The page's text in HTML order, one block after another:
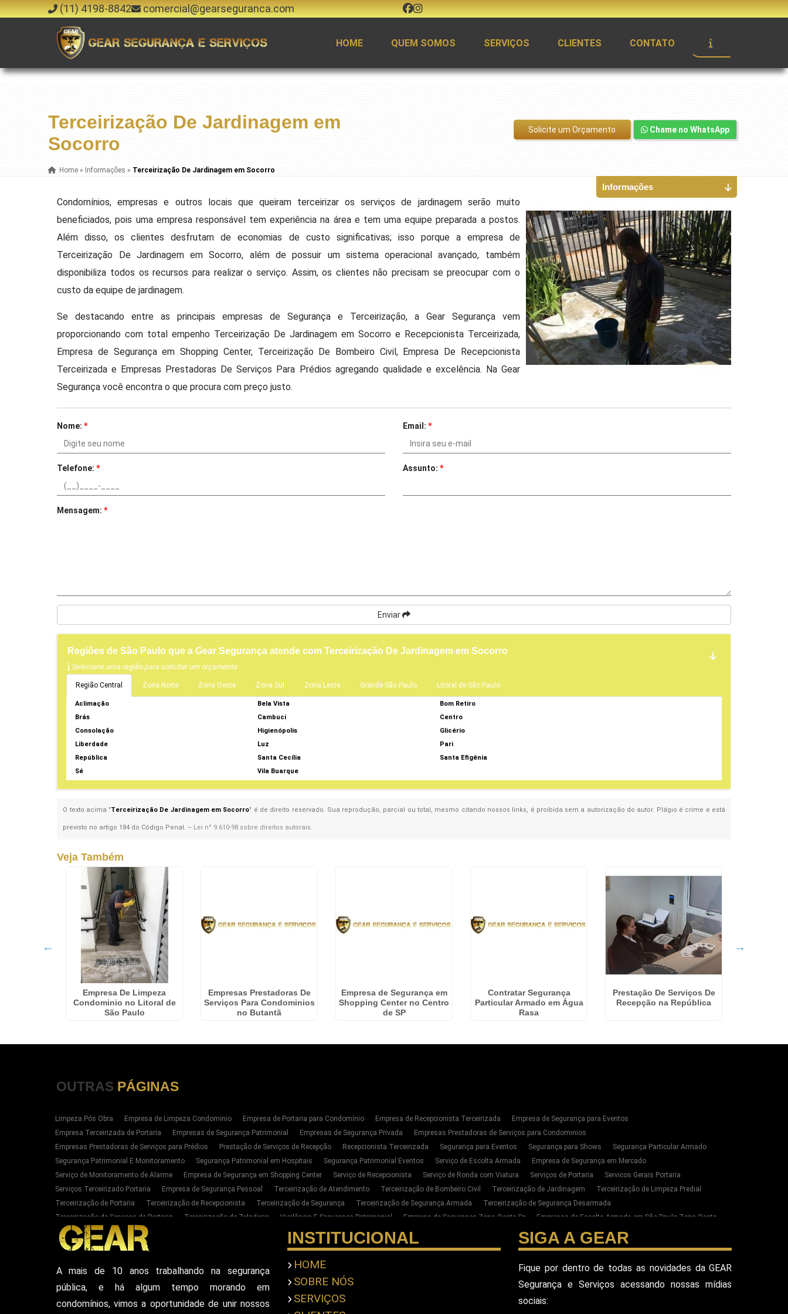
(11) 4198-8842 comercial@gearseguranca.com
HOME QUEM SOMOS SERVIÇOS CLIENTES CONTATO
Terceirização De Jardinagem em
Socorro
Home » Informações » Terceirização De Jardinagem em Socorro
Solicite um Orçamento Chame no WhatsApp
Condomínios, empresas e outros locais que queiram terceirizar os serviços de jardinagem serão muito
beneficiados, pois uma empresa responsável tem experiência na área e tem uma equipe preparada a postos.
Além disso, os clientes desfrutam de economias de custo significativas; isso porque a empresa de
Terceirização De Jardinagem em Socorro, além de possuir um sistema operacional avançado, também
disponibiliza todos os recursos para realizar o serviço. Assim, os clientes não precisam se preocupar com o
custo da equipe de jardinagem.
Se destacando entre as principais empresas de Segurança e Terceirização, a Gear Segurança vem
proporcionando com total empenho Terceirização De Jardinagem em Socorro e Recepcionista Terceirizada,
Empresa de Segurança em Shopping Center, Terceirização De Bombeiro Civil, Empresa De Recepcionista
Terceirizada e Empresas Prestadoras De Serviços Para Prédios agregando qualidade e excelência. Na Gear
Segurança você encontra o que procura com preço justo.
Nome:* Email: *
Telefone:* Assunto: *
Mensagem:*
Enviar
Regiões de São Paulo que a Gear Segurança atende com Terceirização De Jardinagem em Socorro
Selecione uma região para solicitar um orçamento
Região Central Zona Norte Zona Oeste Zona Sul Zona Leste Grande São Paulo Litoral de São Paulo
Aclimação Bela Vista
Bom Retiro
Brás
Cambuci
Centro
Consolação
Higienópolis
Glicério
Liberdade
Luz
Pari
República
Santa Cecília
Santa Efigênia
Sé
Vila Buarque
O texto acima "Terceirização De Jardinagem em Socorro" é de direito reservado. Sua reprodução, parcial ou total, mesmo citando nossos links, é proibida sem a autorização do autor. Plágio é crime e está
previsto no artigo 184 do Código Penal. – Lei n° 9.610-98 sobre direitos autorais.
Informações
Veja Também
Empresa De Limpeza
Condominio no Litoral de
São Paulo
Empresas Prestadoras De
Serviços Para Condominios
no Butantã
Empresa de Segurança em
Shopping Center no Centro
de SP
Contratar Segurança
Particular Armado em Água
Rasa
Prestação De Serviços De
Recepção na República
OUTRAS PÁGINAS
Limpeza Pós Obra Empresa de Limpeza Condominio Empresa de Portaria para Condomínio Empresa de Recepcionista Terceirizada
Empresa de Segurança para Eventos
Empresa Terceirizada de Portaria
Empresas de Segurança Patrimonial Empresas de Segurança Privada
Empresas Prestadoras de Serviços para Condominios
Empresas Prestadoras de Serviços para Prédios
Prestação de Serviços de Recepção Recepcionista Terceirizada Segurança para Eventos Segurança para Shows
Segurança Particular Armado
Segurança Patrimonial E Monitoramento
Segurança Patrimonial em Hospitais Segurança Patrimonial Eventos Serviço de Escolta Armada
Empresa de Segurança em Mercado
Serviço de Monitoramento de Alarme
Empresa de Segurança em Shopping Center Serviço de Recepcionista Serviço de Ronda com Viatura Serviços de Portaria
Servicos Gerais Portaria
Serviços Terceirizado Portaria
Empresa de Segurança Pessoal Terceirização de Atendimento Terceirização de Bombeiro Civil Terceirização de Jardinagem
Terceirização de Limpeza Predial
Terceirização de Portaria
Terceirização de Recepcionista Terceirização de Segurança Terceirização de Segurança Armada
Terceirização de Segurança Desarmada
Terceirização de Serviços de Portaria
Terceirização de Zeladoria Vigilância E Segurança Patrimonial Empresa de Segurança Zona Oeste Sp
Empresas de Escolta Armada em São Paulo Zona Oeste
Empresas de Portaria E Limpeza Sp Zona Oeste
Empresas de Segurança Privada Zona Oeste SP Serviço de Segurança Privada Sp
Terceirização de Limpeza e Conservação em SP
Serviços Terceirizado Portaria em SP
Segurança Patrimonial para Empresas na Zona Oeste de SP
Empresa de Portaria E Limpeza na Zona Oeste de SP
Contratar Seguranca Particular Armado
Empresa De Seguranca Particular
Empresa De Seguranca Patrimonial Empresa De Seguranca Pessoal Privada Empresa De Seguranca Privada
Equipe De Seguranca Para Eventos
Seguranca Particular Armada
Seguranca Pessoal Privada Escolta Armada Pessoal Seguranca Particular Pessoal Seguranca Pessoal Privado Seguranca Pessoal Vip
Seguranca Vip
Vigilante De Seguranca Pessoal Privada
Empresa De Seguranca Privada Em Sao Paulo Empresa De Seguranca Alphaville
A mais de 10 anos trabalhando na segurança
pública, e há algum tempo morando em
condomínios, vimos a oportunidade de unir nossos
INSTITUCIONAL
HOME
SOBRE NÓS
SERVIÇOS
SIGA A GEAR
Fique por dentro de todas as novidades da GEAR
Segurança e Serviços acessando nossas mídias
sociais: